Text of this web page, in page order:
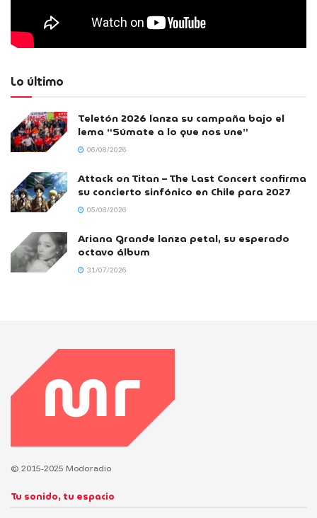
Lo último
Teletón 2026 lanza su campaña bajo el
lema “Súmate a lo que nos une”
06/08/2026
Attack on Titan – The Last Concert confirma
su concierto sinfónico en Chile para 2027
05/08/2026
Ariana Grande lanza petal, su esperado
octavo álbum
31/07/2026
© 2015-2025 Modoradio
Tu sonido, tu espacio